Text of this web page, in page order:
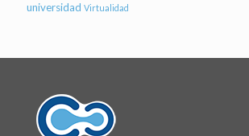
universidad Virtualidad